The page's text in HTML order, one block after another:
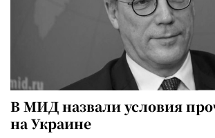
В МИД назвали условия
на Украине